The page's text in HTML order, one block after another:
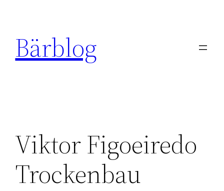
springen
Bärblog
Viktor Figoeiredo
Trockenbau